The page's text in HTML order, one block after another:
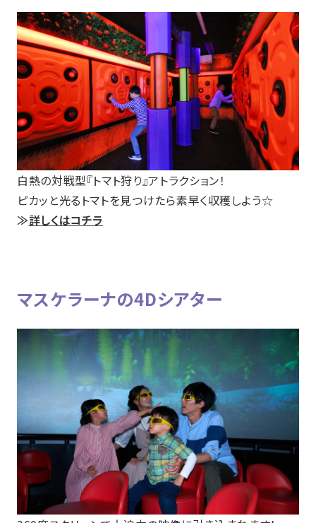
白熱の対戦型『トマト狩り』アトラクション！
ピカッと光るトマトを見つけたら素早く収穫しよう☆
≫詳しくはコチラ
マスケラーナの4Dシアター